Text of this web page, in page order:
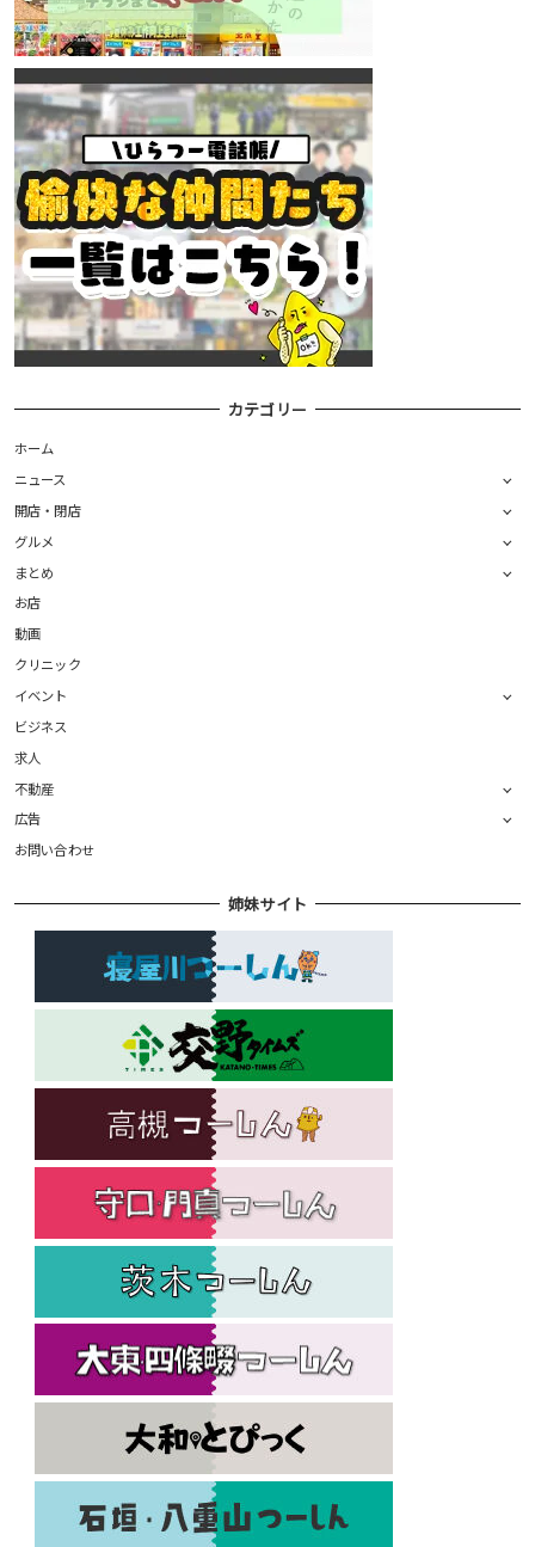
カテゴリー
ホーム
ニュース
開店・閉店
グルメ
まとめ
お店
動画
クリニック
イベント
ビジネス
求人
不動産
広告
お問い合わせ
姉妹サイト